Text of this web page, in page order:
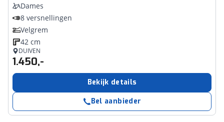
Dames
8 versnellingen
Velgrem
42 cm
DUIVEN
1.450,-
Bekijk details
Bel aanbieder